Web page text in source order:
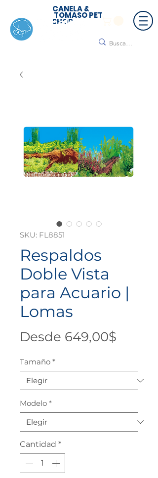
CANELA &
TOMASO PET
SHOP
SKU: FL8851
Respaldos
Doble Vista
para Acuario |
Lomas
Desde 649,00$
oferta
Tamaño *
Modelo *
Cantidad *